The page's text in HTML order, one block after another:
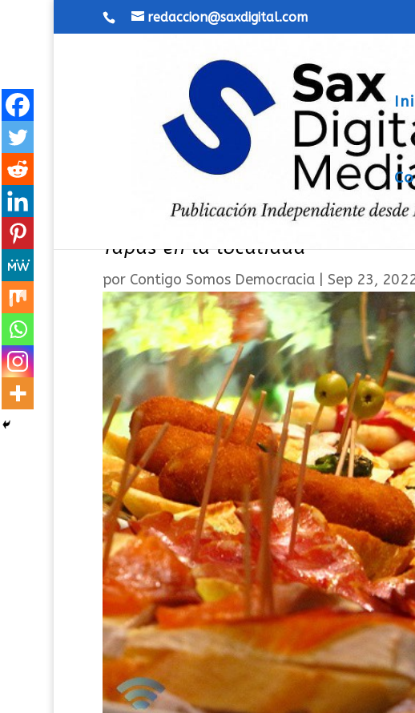
redaccion@saxdigital.com
Contigo Sax sobre la
Tapas en la localidad
por Contigo Somos Democracia| Sep 23,